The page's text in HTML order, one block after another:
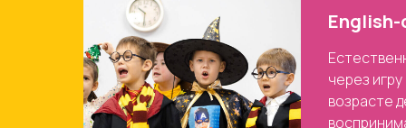
через
возрасте